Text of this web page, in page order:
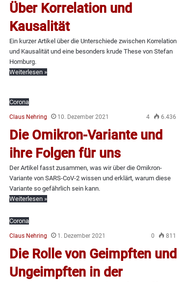
Über Korrelation und
Kausalität
Ein kurzer Artikel über die Unterschiede zwischen Korrelation
und Kausalität und eine besonders krude These von Stefan
Homburg.
Weiterlesen »
Corona
Claus Nehring 10. Dezember 2021 4 6.436
Die Omikron-Variante und
ihre Folgen für uns
Der Artikel fasst zusammen, was wir über die Omikron-
Variante von SARS-CoV-2 wissen und erklärt, warum diese
Variante so gefährlich sein kann.
Weiterlesen »
Corona
Claus Nehring 1. Dezember 2021 0 811
Die Rolle von Geimpften und
Ungeimpften in der